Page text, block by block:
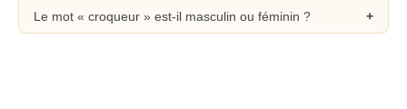
Le mot « croqueur » est-il masculin ou féminin ?